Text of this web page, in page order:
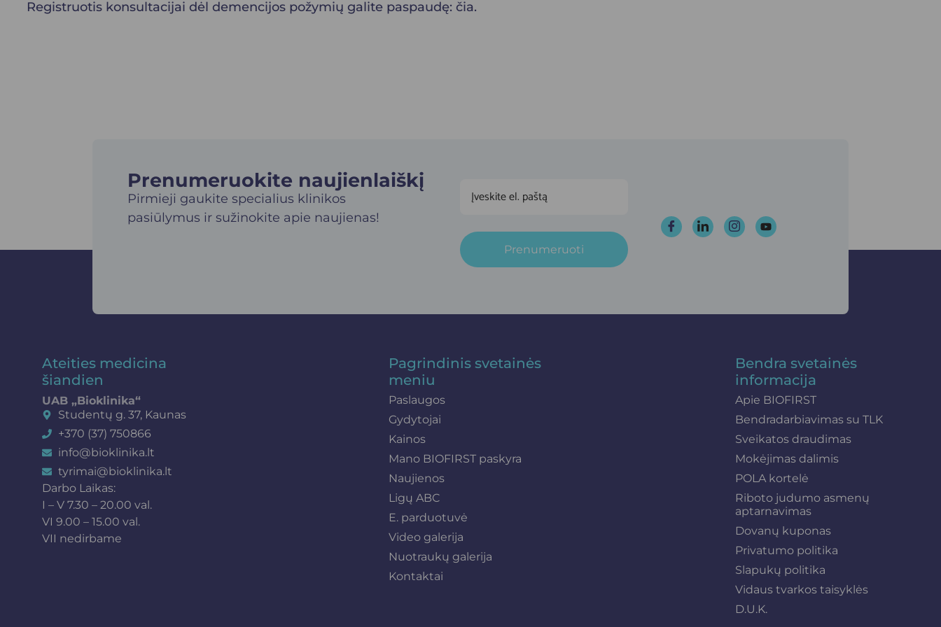
Registruotis konsultacijai dėl demencijos požymių galite paspaudę: čia.
Prenumeruokite naujienlaiškį​
Pirmieji gaukite specialius klinikos
pasiūlymus ir sužinokite apie naujienas!
Prenumeruoti
Ateities medicina
šiandien
UAB „Bioklinika“
Studentų g. 37, Kaunas
+370 (37) 750866
info@bioklinika.lt
tyrimai@bioklinika.lt
Darbo Laikas:
I – V 7.30 – 20.00 val.
VI 9.00 – 15.00 val.
VII nedirbame
Pagrindinis svetainės
meniu
Paslaugos
Gydytojai
Kainos
Mano BIOFIRST paskyra
Naujienos
Ligų ABC
E. parduotuvė
Video galerija
Nuotraukų galerija
Kontaktai
Bendra svetainės
informacija
Apie BIOFIRST
Bendradarbiavimas su TLK
Sveikatos draudimas
Mokėjimas dalimis
POLA kortelė
Riboto judumo asmenų
aptarnavimas
Dovanų kuponas
Privatumo politika
Slapukų politika
Vidaus tvarkos taisyklės
D.U.K.